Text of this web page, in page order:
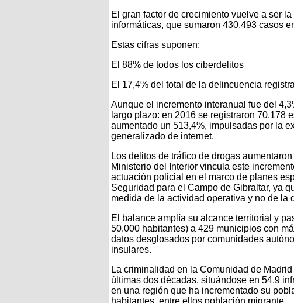
El gran factor de crecimiento vuelve a ser
informáticas, que sumaron 430.493 casos
Estas cifras suponen:
El 88% de todos los ciberdelitos
El 17,4% del total de la delincuencia
Aunque el incremento interanual fue del
largo plazo: en 2016 se registraron 70.178
aumentado un 513,4%, impulsadas por la
generalizado de internet.
Los delitos de tráfico de drogas
Ministerio del Interior vincula este
actuación policial en el marco de planes
Seguridad para el Campo de Gibraltar, ya
medida de la actividad operativa y no de la
El balance amplía su alcance territorial y
50.000 habitantes) a 429 municipios con
datos desglosados por comunidades
insulares.
La criminalidad en la Comunidad de
últimas dos décadas, situándose en 54,9
en una región que ha incrementado su
habitantes, entre ellos población migrante.